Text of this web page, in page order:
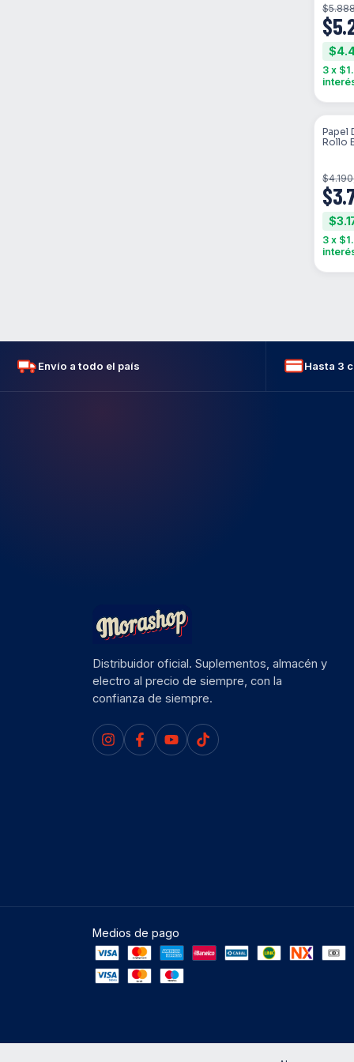
3 x
SIN
Papel
Rollo
3 x
Envío a todo el país Hasta 3
Distribuidor oficial. Suplementos, almacén y
electro al precio de siempre, con la
confianza de siempre.
Medios de pago